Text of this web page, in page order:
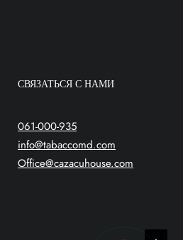
СВЯЗАТЬСЯ С НАМИ
061-000-935
info@tabaccomd.com
Office@cazacuhouse.com